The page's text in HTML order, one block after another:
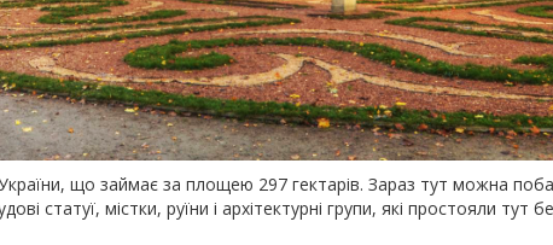
що займає за площею 297 гектарів. Зараз тут можна
статуї, містки, руїни і архітектурні групи, які простояли тут